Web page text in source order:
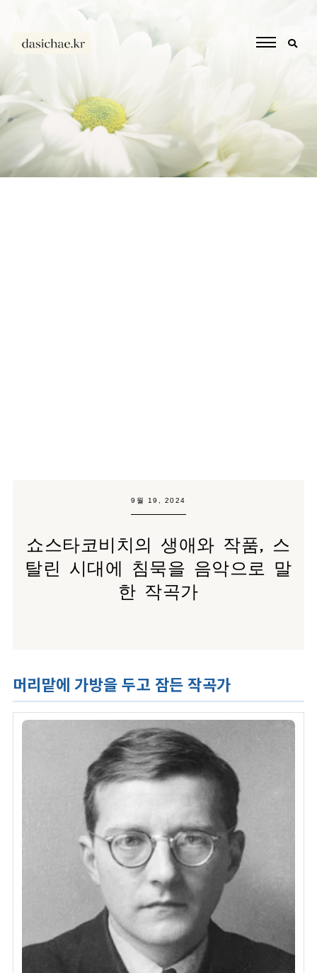
9월 19, 2024
쇼스타코비치의 생애와 작품, 스
탈린 시대에 침묵을 음악으로 말
한 작곡가
머리맡에 가방을 두고 잠든 작곡가